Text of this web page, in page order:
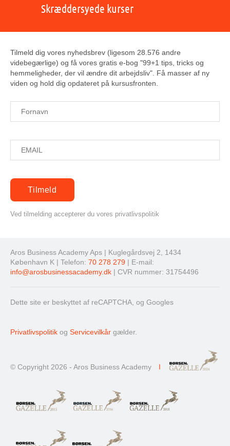
Skræddersyede kurser
Tilmeld dig vores nyhedsbrev (ligesom 28.576 andre
videbegærlige) og få vores gratis e-bog "99+1 tips, tricks og
hemmeligheder, der vil ændre dit arbejdsliv". Få masser af ny
viden og hold dig opdateret på kursusfronten.
Ved tilmelding accepterer du vores privatlivspolitik
Aros Business Academy Aps | Kuglegårdsvej 2, 1434
København K | Telefon: 70 278 279 | E-mail:
info@arosbusinessacademy.dk | CVR nummer: 31754496
Dette site er beskyttet af reCAPTCHA, og Googles
Privatlivspolitik og Servicevilkår gælder.
© Copyright 2026 - Aros Business Academy I